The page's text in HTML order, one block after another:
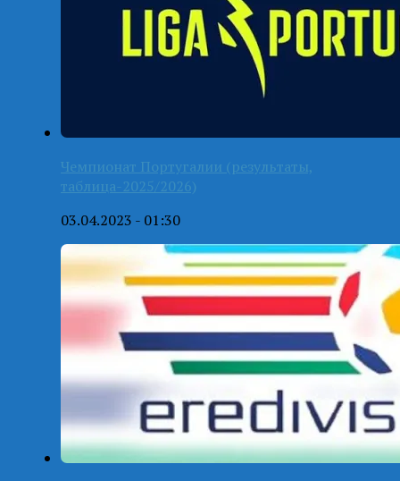
Чемпионат Португалии (результаты,
таблица-2025/2026)
03.04.2023 - 01:30